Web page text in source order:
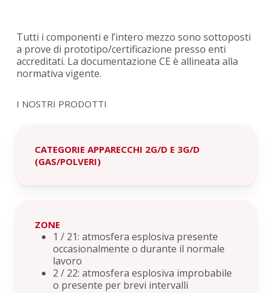
Tutti i componenti e l’intero mezzo sono sottoposti
a prove di prototipo/certificazione presso enti
accreditati. La documentazione CE è allineata alla
normativa vigente.
I NOSTRI PRODOTTI
CATEGORIE APPARECCHI 2G/D E 3G/D
(GAS/POLVERI)
ZONE
1 / 21: atmosfera esplosiva presente
occasionalmente o durante il normale
lavoro
2 / 22: atmosfera esplosiva improbabile
o presente per brevi intervalli